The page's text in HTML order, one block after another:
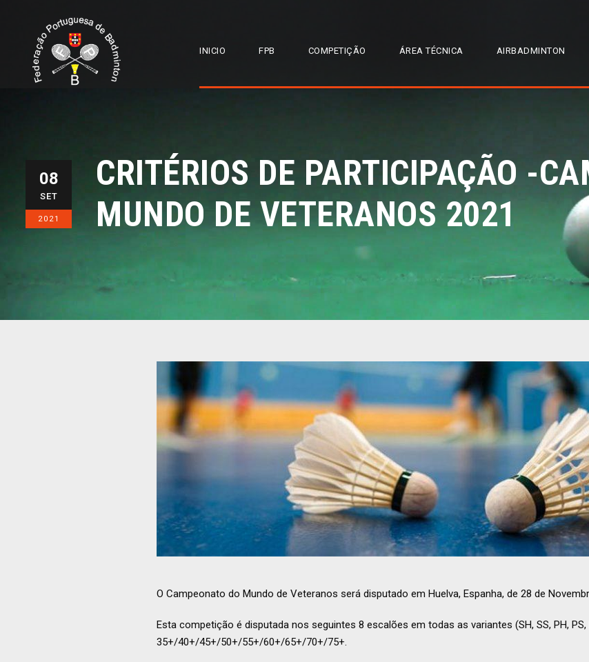
INICIO FPB COMPETIÇÃO ÁREA TÉCNICA AIRBADMINTON
08
SET
2021
CRITÉRIOS DE PARTICIPAÇÃO -
MUNDO DE VETERANOS 2021
O Campeonato do Mundo de Veteranos será disputado em Huelva, Espanha, de 28 de
Esta competição é disputada nos seguintes 8 escalões em todas as variantes (SH, SS, PH, PS,
35+/40+/45+/50+/55+/60+/65+/70+/75+.